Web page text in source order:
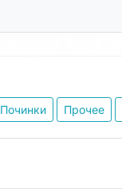
Починки Прочее